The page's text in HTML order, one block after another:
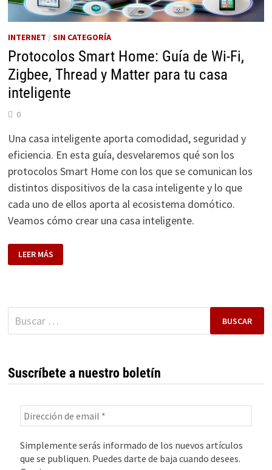
INTERNET / SIN CATEGORÍA
Protocolos Smart Home: Guía de Wi-Fi,
Zigbee, Thread y Matter para tu casa
inteligente
0
Una casa inteligente aporta comodidad, seguridad y
eficiencia. En esta guía, desvelaremos qué son los
protocolos Smart Home con los que se comunican los
distintos dispositivos de la casa inteligente y lo que
cada uno de ellos aporta al ecosistema domótico.
Veamos cómo crear una casa inteligente.
PROTOCOLOS
SMART
HOME:
ZIGBEE,
THREAD
Y
MATTER
INTELIGENTE
LEER MÁS
Buscar:
Suscríbete a nuestro boletín
Simplemente serás informado de los nuevos artículos
que se publiquen. Puedes darte de baja cuando desees.